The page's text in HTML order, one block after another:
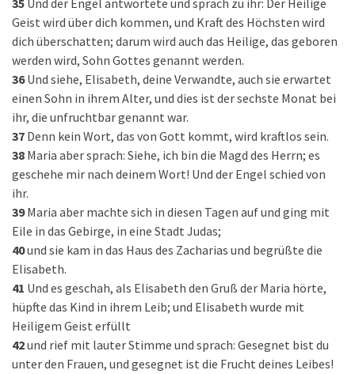
35 Und der Engel antwortete und sprach zu ihr: Der Heilige
Geist wird über dich kommen, und Kraft des Höchsten wird
dich überschatten; darum wird auch das Heilige, das geboren
werden wird, Sohn Gottes genannt werden.
36 Und siehe, Elisabeth, deine Verwandte, auch sie erwartet
einen Sohn in ihrem Alter, und dies ist der sechste Monat bei
ihr, die unfruchtbar genannt war.
37 Denn kein Wort, das von Gott kommt, wird kraftlos sein.
38 Maria aber sprach: Siehe, ich bin die Magd des Herrn; es
geschehe mir nach deinem Wort! Und der Engel schied von
ihr.
39 Maria aber machte sich in diesen Tagen auf und ging mit
Eile in das Gebirge, in eine Stadt Judas;
40und sie kam in das Haus des Zacharias und begrüßte die
Elisabeth.
41 Und es geschah, als Elisabeth den Gruß der Maria hörte,
hüpfte das Kind in ihrem Leib; und Elisabeth wurde mit
Heiligem Geist erfüllt
42und rief mit lauter Stimme und sprach: Gesegnet bist du
unter den Frauen, und gesegnet ist die Frucht deines Leibes!